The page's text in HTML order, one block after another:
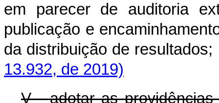
em parecer de auditoria
publicação e
da distribuição de
13.932, de 2019)
V - adotar as